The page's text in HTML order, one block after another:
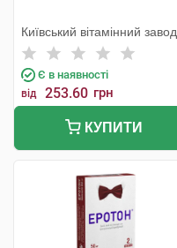
Київський вітамінний завод
Є в наявності
від 253.60 грн
КУПИТИ